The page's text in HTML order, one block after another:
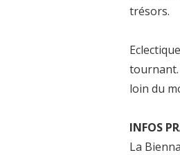
trésors.
tournant.
loin du
INFOS
La